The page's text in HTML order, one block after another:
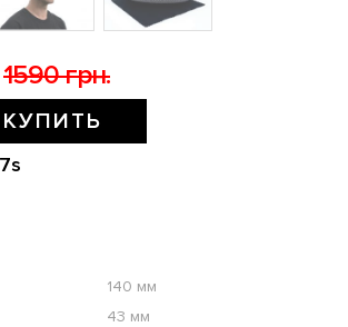
1590 грн.
КУПИТЬ
140 мм
43 мм